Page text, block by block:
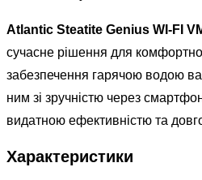
Atlantic Steatite Genius WI-FI
сучасне рішення для
забезпечення гарячою водою
ним зі зручністю через
видатною ефективністю та
Характеристики